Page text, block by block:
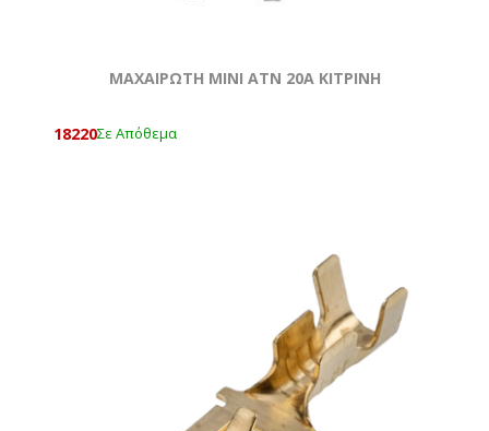
ΜΑΧΑΙΡΩΤΗ ΜΙΝΙ ATN 20Α ΚΙΤΡΙΝΗ
18220Σε Απόθεμα